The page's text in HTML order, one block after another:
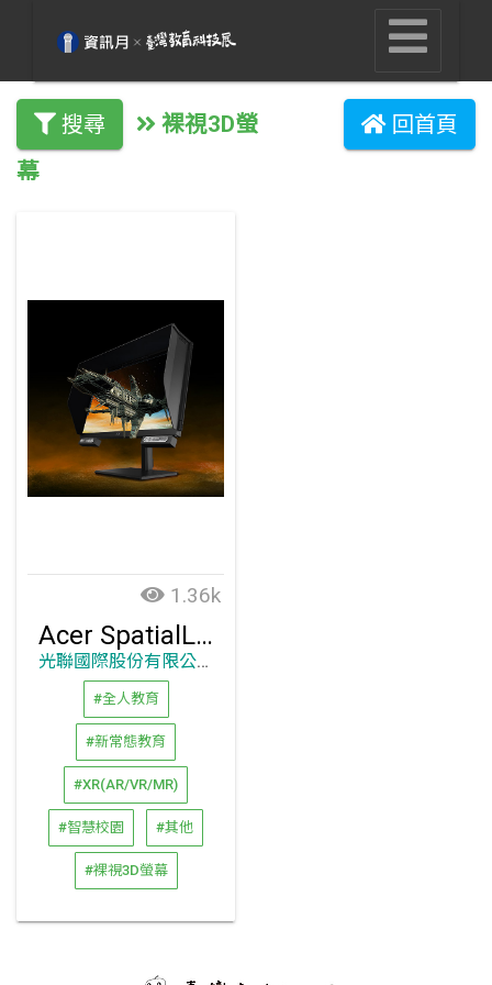
搜尋
裸視3D螢
幕
回首頁
1.36k
Acer SpatialLabs View Pro 27
光聯國際股份有限公司
#全人教育
#新常態教育
#XR(AR/VR/MR)
#智慧校園 #其他
#裸視3D螢幕